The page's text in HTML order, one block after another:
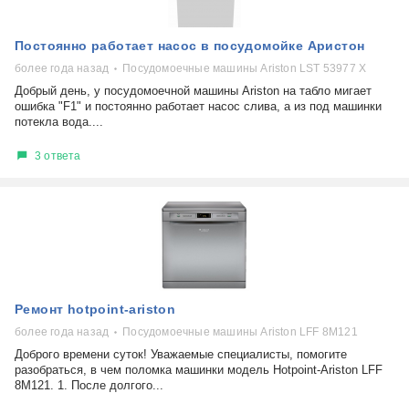
Постоянно работает насос в посудомойке Аристон
более года назад Посудомоечные машины Ariston LST 53977 X
Добрый день, у посудомоечной машины Ariston на табло мигает
ошибка "F1" и постоянно работает насос слива, а из под машинки
потекла вода....
3 ответа
Ремонт hotpoint-ariston
более года назад Посудомоечные машины Ariston LFF 8M121
Доброго времени суток! Уважаемые специалисты, помогите
разобраться, в чем поломка машинки модель Hotpoint-Ariston LFF
8M121. 1. После долгого...